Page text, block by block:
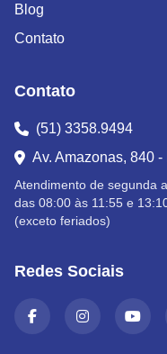
Blog
Contato
Contato
(51) 3358.9494
Av. Amazonas, 840
Atendimento de segunda
das 08:00 às 11:55 e
(exceto feriados)
Redes Sociais